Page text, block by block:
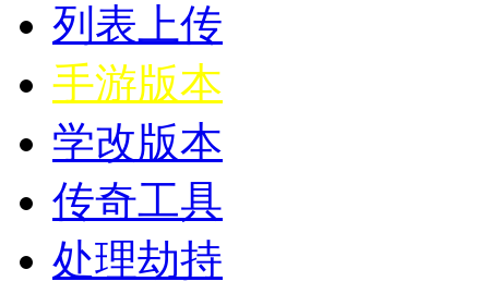
列表上传
手游版本
学改版本
传奇工具
处理劫持